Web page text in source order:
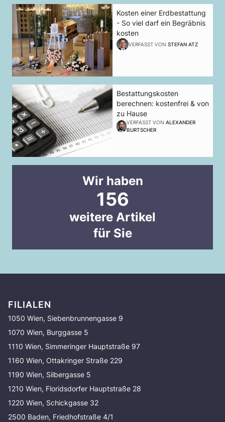
Kosten einer Erdbestattung
- So viel darf ein Begräbnis
kosten
VERFASST VON STEFAN ATZ
Bestattungskosten
berechnen: kostenfrei & von
zu Hause
VERFASST VON ALEXANDER
BURTSCHER
Wir haben
156
weitere Artikel
für Sie
FILIALEN
1050 Wien, Siebenbrunnengasse 9
1070 Wien, Burggasse 5
1110 Wien, Simmeringer Hauptstraße 97
1160 Wien, Ottakringer Straße 229
1190 Wien, Silbergasse 5
1210 Wien, Floridsdorfer Hauptstraße 28
1220 Wien, Schickgasse 32
2500 Baden, Friedhofstraße 4/1